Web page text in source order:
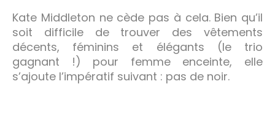
Kate Middleton ne cède pas à cela. Bien qu’il
soit difficile de trouver des vêtements
décents, féminins et élégants (le trio
gagnant !) pour femme enceinte, elle
s’ajoute l’impératif suivant : pas de noir.